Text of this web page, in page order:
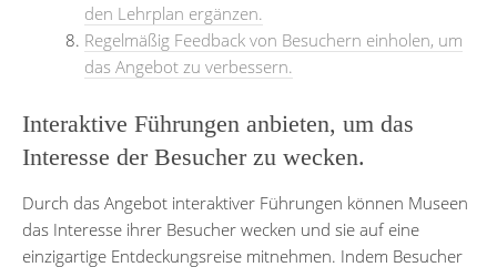
den Lehrplan ergänzen.
Regelmäßig Feedback von Besuchern einholen, um
das Angebot zu verbessern.
Interaktive Führungen anbieten, um das
Interesse der Besucher zu wecken.
Durch das Angebot interaktiver Führungen können Museen
das Interesse ihrer Besucher wecken und sie auf eine
einzigartige Entdeckungsreise mitnehmen. Indem Besucher